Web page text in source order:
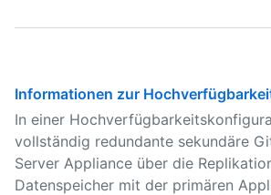
Informationen zur
In einer
vollständig redundante sekundäre
Server Appliance über die
Datenspeicher mit der primären